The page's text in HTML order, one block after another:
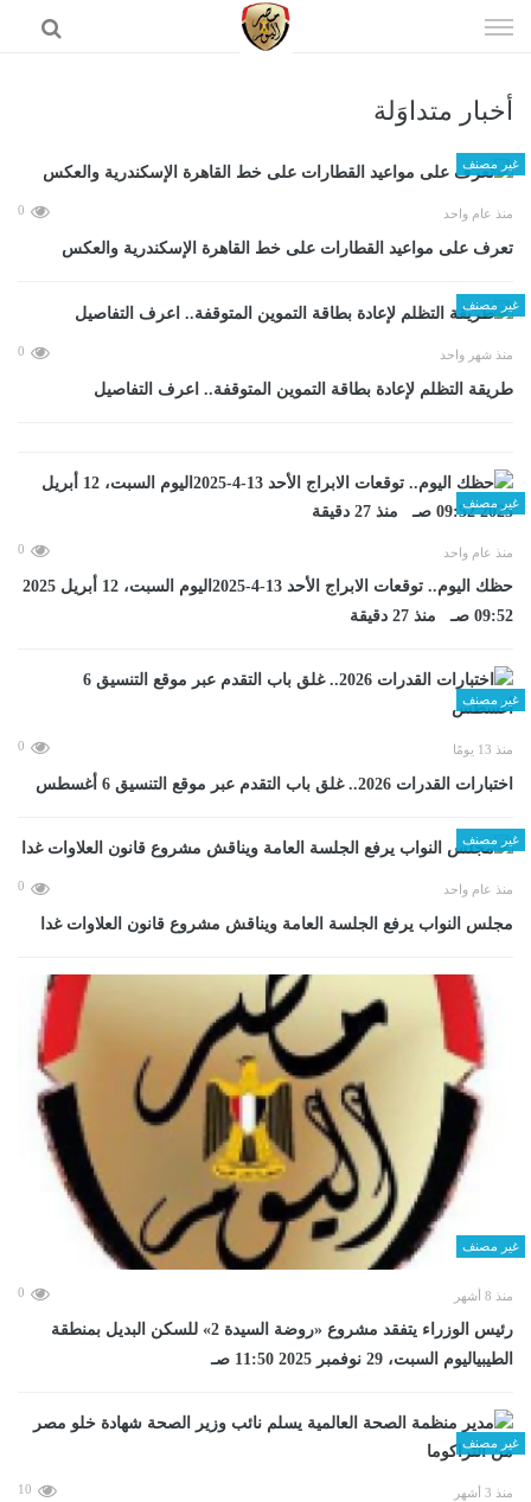
الى
أخبار متداوَلة
غير مصنف
منذ عام واحد 0
تعرف على مواعيد القطارات على خط القاهرة الإسكندرية والعكس
غير مصنف
منذ شهر واحد 0
طريقة التظلم لإعادة بطاقة التموين المتوقفة.. اعرف التفاصيل
غير مصنف
منذ عام واحد 0
حظك اليوم.. توقعات الابراج الأحد 13-4-2025اليوم السبت، 12 أبريل 2025
09:52 صـ منذ 27 دقيقة
غير مصنف
منذ 13 يومًا 0
اختبارات القدرات 2026.. غلق باب التقدم عبر موقع التنسيق 6 أغسطس
غير مصنف
منذ عام واحد 0
مجلس النواب يرفع الجلسة العامة ويناقش مشروع قانون العلاوات غدا
غير مصنف
منذ 8 أشهر 0
رئيس الوزراء يتفقد مشروع «روضة السيدة 2» للسكن البديل بمنطقة
الطيبياليوم السبت، 29 نوفمبر 2025 11:50 صـ
غير مصنف
منذ 3 أشهر 10